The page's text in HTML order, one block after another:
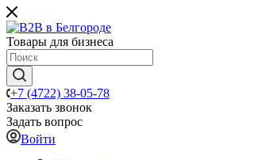
Товары для бизнеса
+7 (4722) 38-05-78
Заказать звонок
Задать вопрос
Войти